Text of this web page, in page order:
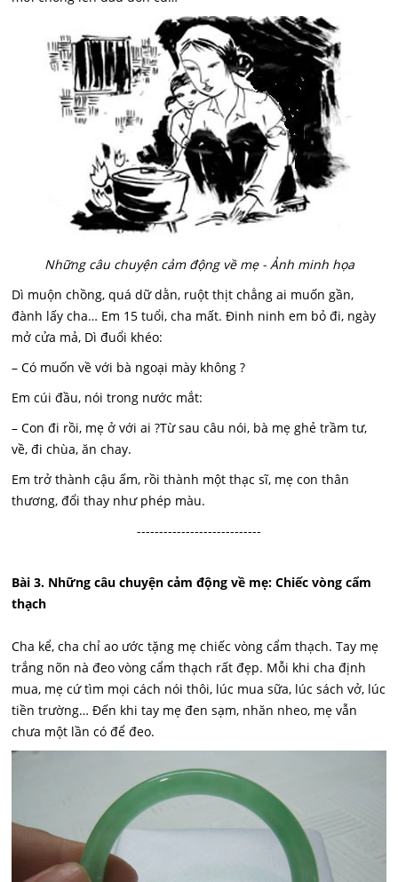
Những câu chuyện cảm động về mẹ - Ảnh minh họa
Dì muộn chồng, quá dữ dằn, ruột thịt chẳng ai muốn gần,
đành lấy cha… Em 15 tuổi, cha mất. Đinh ninh em bỏ đi, ngày
mở cửa mả, Dì đuổi khéo:
– Có muốn về với bà ngoại mày không ?
Em cúi đầu, nói trong nước mắt:
– Con đi rồi, mẹ ở với ai ?Từ sau câu nói, bà mẹ ghẻ trầm tư,
về, đi chùa, ăn chay.
Em trở thành cậu ấm, rồi thành một thạc sĩ, mẹ con thân
thương, đổi thay như phép màu.
----------------------------
Bài 3. Những câu chuyện cảm động về mẹ: Chiếc vòng cẩm
thạch
Cha kể, cha chỉ ao ước tặng mẹ chiếc vòng cẩm thạch. Tay mẹ
trắng nõn nà đeo vòng cẩm thạch rất đẹp. Mỗi khi cha định
mua, mẹ cứ tìm mọi cách nói thôi, lúc mua sữa, lúc sách vở, lúc
tiền trường… Đến khi tay mẹ đen sạm, nhăn nheo, mẹ vẫn
chưa một lần có để đeo.